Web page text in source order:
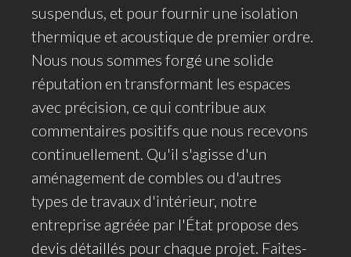
suspendus, et pour fournir une isolation
thermique et acoustique de premier ordre.
Nous nous sommes forgé une solide
réputation en transformant les espaces
avec précision, ce qui contribue aux
commentaires positifs que nous recevons
continuellement. Qu'il s'agisse d'un
aménagement de combles ou d'autres
types de travaux d'intérieur, notre
entreprise agréée par l'État propose des
devis détaillés pour chaque projet. Faites-